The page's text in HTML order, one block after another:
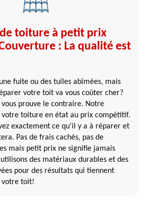
toiture à petit prix
: La qualité est
fuite ou des tuiles abîmées, mais
votre toit va vous coûter cher?
vous prouve le contraire. Notre
toiture en état au prix compétitif.
exactement ce qu’il y a à réparer et
Pas de frais cachés, pas de
mais petit prix ne signifie jamais
des matériaux durables et des
pour des résultats qui tiennent
votre toit!